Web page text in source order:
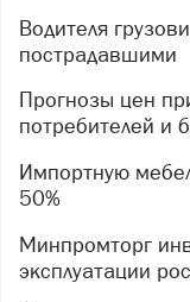
Водителя грузовика лишили прав после ДТП с
пострадавшими
Прогнозы цен признали фактором давления на
потребителей и
Импортную мебель могут обложить пошлинами до
50%
Минпромторг инвестирует в продление
эксплуатации